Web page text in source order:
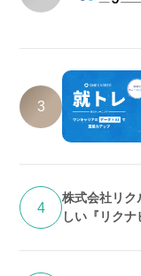
3
4
株式会社リク
しい『リク